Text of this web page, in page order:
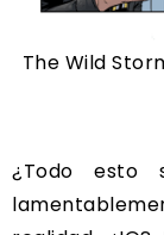
The Wild
¿Todo esto